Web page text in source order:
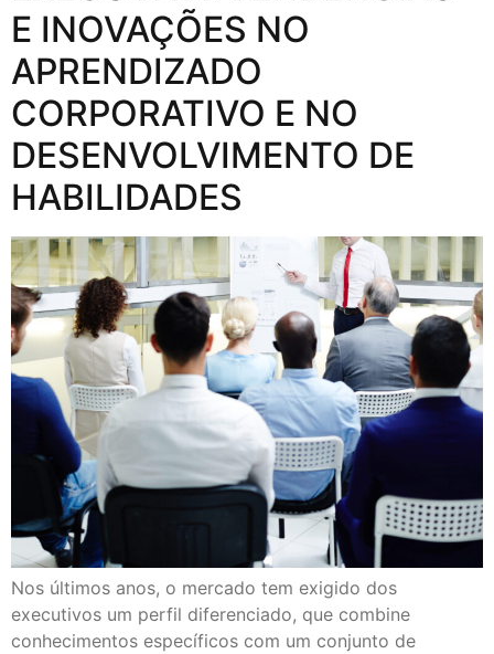
E INOVAÇÕES NO
APRENDIZADO
CORPORATIVO E NO
DESENVOLVIMENTO DE
HABILIDADES
Nos últimos anos, o mercado tem exigido dos
executivos um perfil diferenciado, que combine
conhecimentos específicos com um conjunto de